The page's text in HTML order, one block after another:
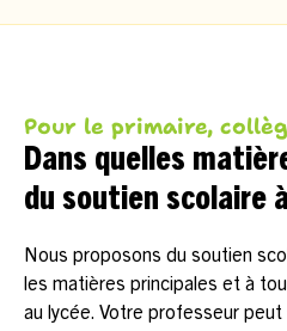
Pour le primaire,
Dans quelles
du soutien scolaire
Nous proposons du soutien
les matières principales et à
au lycée. Votre professeur